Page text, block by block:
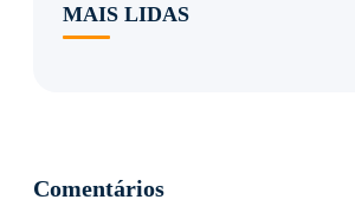
MAIS LIDAS
Comentários